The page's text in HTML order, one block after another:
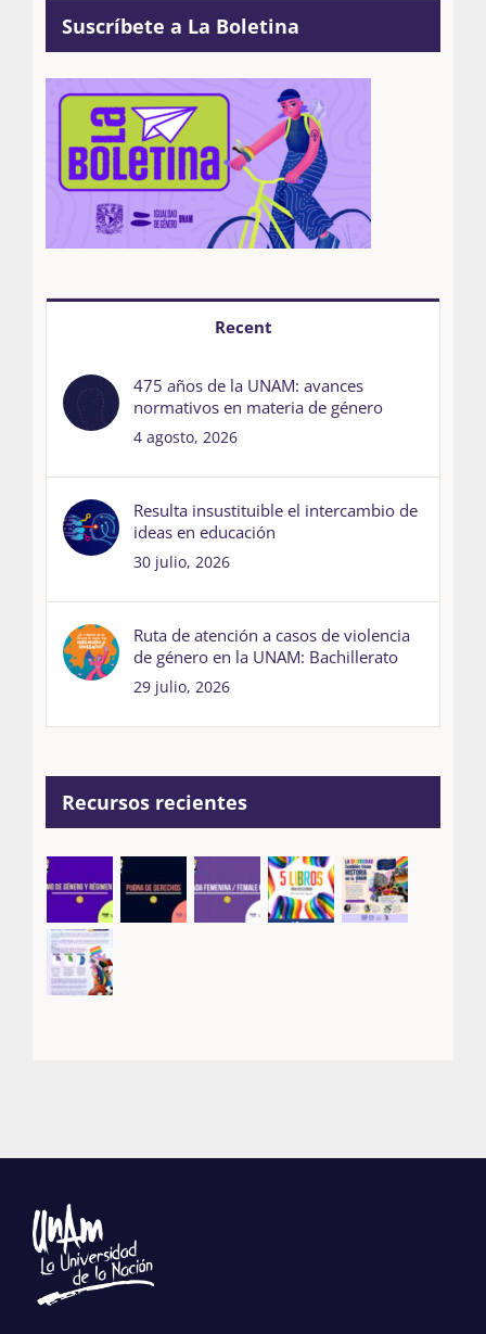
Suscríbete a La Boletina
Recent
475 años de la UNAM: avances
normativos en materia de género
4 agosto, 2026
Resulta insustituible el intercambio de
ideas en educación
30 julio, 2026
Ruta de atención a casos de violencia
de género en la UNAM: Bachillerato
29 julio, 2026
Recursos recientes